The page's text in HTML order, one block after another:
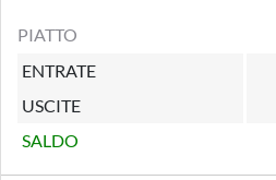
PIATTO
ENTRATE
USCITE
SALDO